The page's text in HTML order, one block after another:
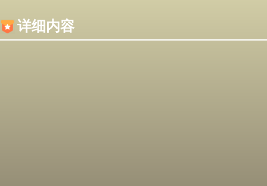
详细内容